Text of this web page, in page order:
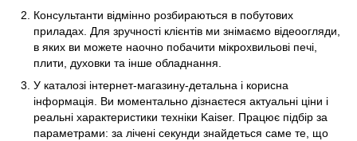
Консультанти відмінно розбираються в побутових
приладах. Для зручності клієнтів ми знімаємо відеоогляди,
в яких ви можете наочно побачити мікрохвильові печі,
плити, духовки та інше обладнання.
У каталозі інтернет-магазину-детальна і корисна
інформація. Ви моментально дізнаєтеся актуальні ціни і
реальні характеристики техніки Kaiser. Працює підбір за
параметрами: за лічені секунди знайдеться саме те, що